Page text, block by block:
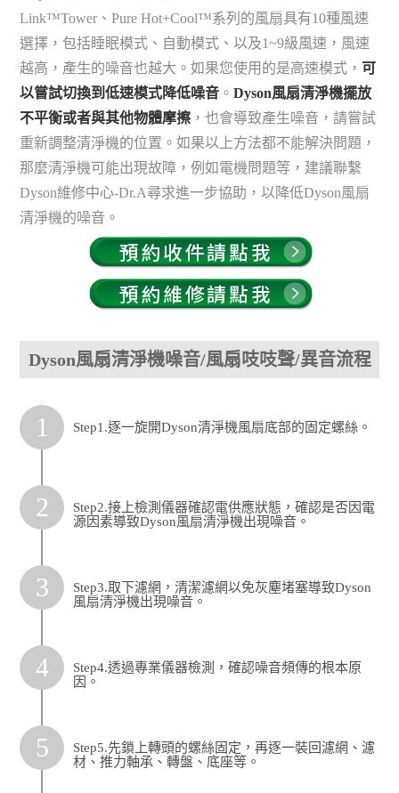
Link™Tower、Pure Hot+Cool™系列的風扇具有10種風速
選擇，包括睡眠模式、自動模式、以及1~9級風速，風速
越高，產生的噪音也越大。如果您使用的是高速模式， 可
以嘗試切換到低速模式降低噪音 。Dyson風扇清淨機擺放
不平衡或者與其他物體摩擦 ，也會導致產生噪音，請嘗試
重新調整清淨機的位置。如果以上方法都不能解決問題，
那麼清淨機可能出現故障，例如電機問題等，建議聯繫
Dyson維修中心-Dr.A尋求進一步協助，以降低Dyson風扇
清淨機的噪音。
Dyson風扇清淨機噪音/風扇吱吱聲/異音流程
1 Step1.逐一旋開Dyson清淨機風扇底部的固定螺絲。
2
Step2.接上檢測儀器確認電供應狀態，確認是否因電
源因素導致Dyson風扇清淨機出現噪音。
3
Step3.取下濾網，清潔濾網以免灰塵堵塞導致Dyson
風扇清淨機出現噪音。
4
Step4.透過專業儀器檢測，確認噪音頻傳的根本原
因。
5
Step5.先鎖上轉頭的螺絲固定，再逐一裝回濾網、濾
材、推力軸承、轉盤、底座等。